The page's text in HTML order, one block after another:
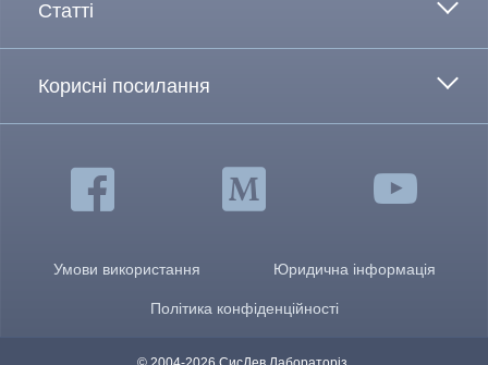
Статті
Корисні посилання
Умови використання Юридична інформація
Політика конфіденційності